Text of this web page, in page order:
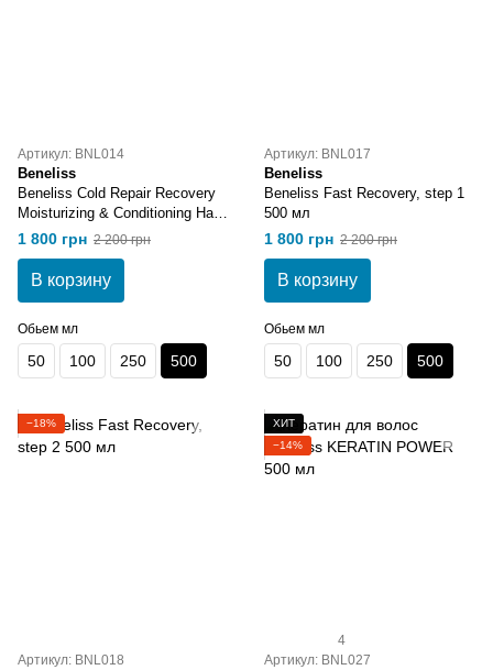
Артикул: BNL014
Beneliss
Beneliss Cold Repair Recovery
Moisturizing & Conditioning Hair
Mask 2 500 мл
1 800 грн 2 200 грн
В корзину
Обьем мл
50 100 250 500
Артикул: BNL017
Beneliss
Beneliss Fast Recovery, step 1
500 мл
1 800 грн 2 200 грн
В корзину
Обьем мл
50 100 250 500
−18%
Артикул: BNL018
ХИТ
−14%
4
Артикул: BNL027